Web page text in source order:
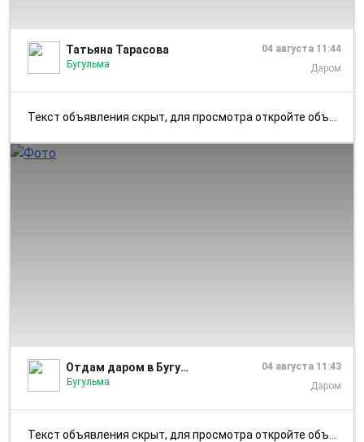
Татьяна Тарасова
Бугульма
04 августа 11:44
Даром
Текст объявления скрыт, для просмотра откройте объявление в приложении...
Отдам даром в Бугульме
Бугульма
04 августа 11:43
Даром
Текст объявления скрыт, для просмотра откройте объявление в приложении...